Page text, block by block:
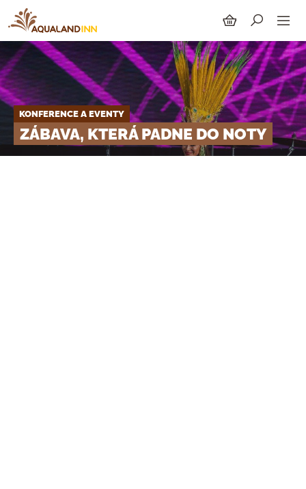
SUCHEN
KONFERENCE A EVENTY
ZÁBAVA, KTERÁ PADNE DO NOTY